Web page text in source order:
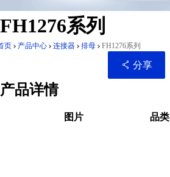
FH1276系列
页 产品中心 连接器 排母 FH1276系列
分享
产品详情
图片 品类